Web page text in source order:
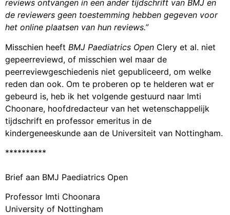
reviews ontvangen in een ander tijdschrift van BMJ en
de reviewers geen toestemming hebben gegeven voor
het online plaatsen van hun reviews.”
Misschien heeft BMJ Paediatrics Open Clery et al. niet
gepeerreviewd, of misschien wel maar de
peerreviewgeschiedenis niet gepubliceerd, om welke
reden dan ook. Om te proberen op te helderen wat er
gebeurd is, heb ik het volgende gestuurd naar Imti
Choonare, hoofdredacteur van het wetenschappelijk
tijdschrift en professor emeritus in de
kindergeneeskunde aan de Universiteit van Nottingham.
**********
Brief aan BMJ Paediatrics Open
Professor Imti Choonara
University of Nottingham